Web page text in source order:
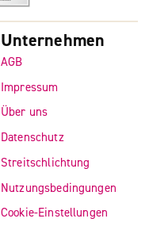
Unternehmen
AGB
Impressum
Über uns
Datenschutz
Streitschlichtung
Nutzungsbedingungen
Cookie-Einstellungen